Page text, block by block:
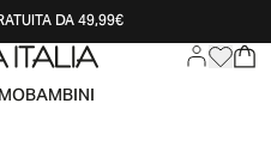
DA 49,99€
BAMBINI